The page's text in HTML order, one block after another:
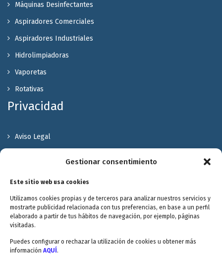
Gestionar consentimiento
Este sitio web usa cookies
Utilizamos cookies propias y de terceros para analizar nuestros servicios y
mostrarte publicidad relacionada con tus preferencias, en base a un perfil
elaborado a partir de tus hábitos de navegación, por ejemplo, páginas
visitadas.
Puedes configurar o rechazar la utilización de cookies u obtener más
información AQUÍ .
Máquinas Desinfectantes
Aspiradores Comerciales
Aspiradores Industriales
Hidrolimpiadoras
Vaporetas
Rotativas
Privacidad
Aviso Legal
Valóranos